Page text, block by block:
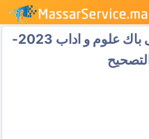
تحميل فروض الرياضيات اولى باك علوم و اداب 2023-